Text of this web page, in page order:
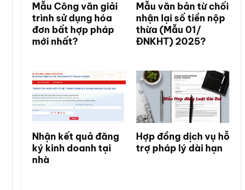
Mẫu Công văn giải
trình sử dụng hóa
đơn bất hợp pháp
mới nhất?
Mẫu văn bản từ chối
nhận lại số tiền nộp
thừa (Mẫu 01/
ĐNKHT) 2025?
Nhận kết quả đăng
ký kinh doanh tại
nhà
Hợp đồng dịch vụ hỗ
trợ pháp lý dài hạn